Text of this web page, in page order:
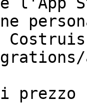
prezzo